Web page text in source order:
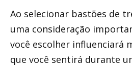
Ao selecionar bastões de
uma consideração
você escolher influenciará
que você sentirá durante